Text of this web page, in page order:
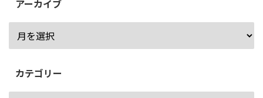
アーカイブ
カテゴリー